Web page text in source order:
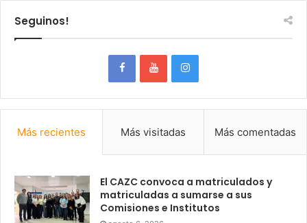
Seguinos!
Más recientes Más visitadas Más comentadas
El CAZC convoca a matriculados y
matriculadas a sumarse a sus
Comisiones e Institutos